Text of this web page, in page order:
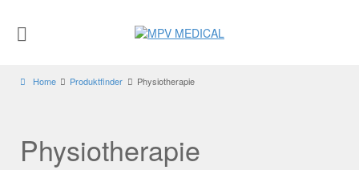
Home Produktfinder Physiotherapie
Physiotherapie